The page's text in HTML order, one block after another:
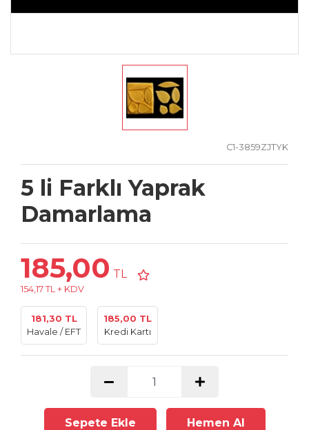
C1-3859ZJTYK
5 li Farklı Yaprak
Damarlama
185,00 TL
154,17 TL + KDV
181,30 TL
Havale / EFT
185,00 TL
Kredi Kartı
Sepete Ekle Hemen Al